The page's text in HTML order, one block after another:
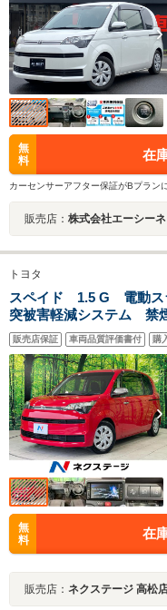
無
料
在
カーセンサーアフター保証がBプラン
販売店： 株式会社エーシー
トヨタ
スペイド 1.5 G 電動
突被害軽減システム
ーセンサー スマート
脱警報 オートライト
販売店保証 車両品質評価書付 購
無
料
在
販売店： ネクステージ 高松